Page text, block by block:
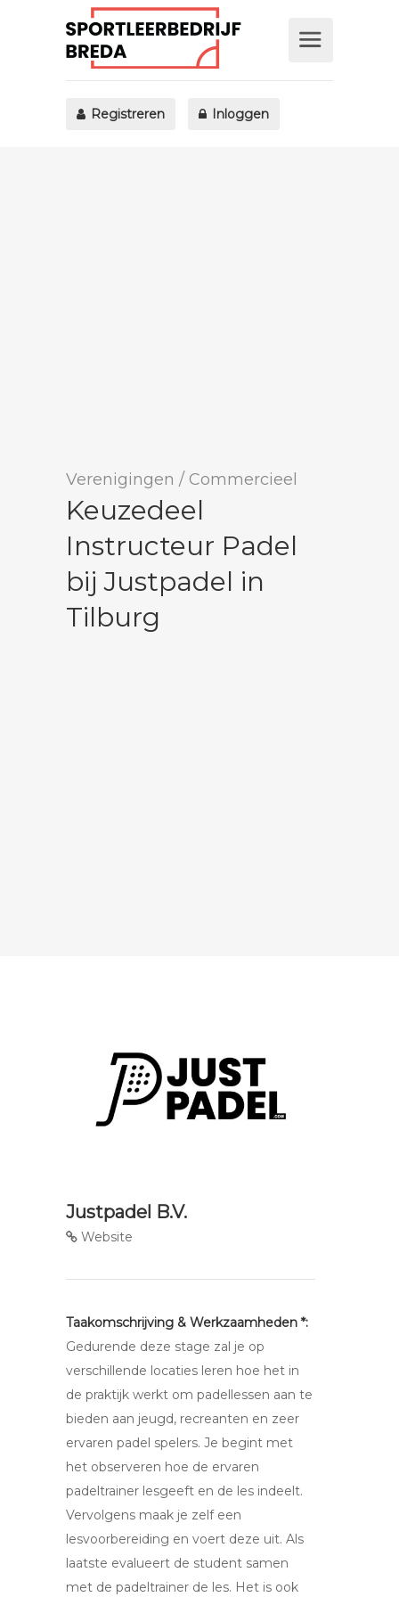
Registreren Inloggen
Verenigingen / Commercieel
Keuzedeel
Instructeur Padel
bij Justpadel in
Tilburg
Justpadel B.V.
Website
Taakomschrijving & Werkzaamheden *:
Gedurende deze stage zal je op
verschillende locaties leren hoe het in
de praktijk werkt om padellessen aan te
bieden aan jeugd, recreanten en zeer
ervaren padel spelers. Je begint met
het observeren hoe de ervaren
padeltrainer lesgeeft en de les indeelt.
Vervolgens maak je zelf een
lesvoorbereiding en voert deze uit. Als
laatste evalueert de student samen
met de padeltrainer de les. Het is ook